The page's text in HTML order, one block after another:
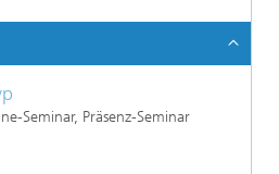
Seminar, Präsenz-Seminar